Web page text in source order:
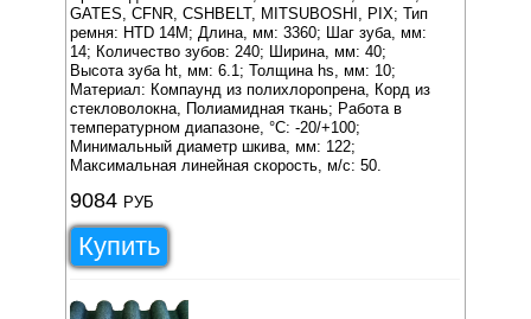
GATES, CFNR, CSHBELT, MITSUBOSHI, PIX; Тип
ремня: HTD 14M; Длина, мм: 3360; Шаг зуба, мм:
14; Количество зубов: 240; Ширина, мм: 40;
Высота зуба ht, мм: 6.1; Толщина hs, мм: 10;
Материал: Компаунд из полихлоропрена, Корд из
стекловолокна, Полиамидная ткань; Работа в
температурном диапазоне, °C: -20/+100;
Минимальный диаметр шкива, мм: 122;
Максимальная линейная скорость, м/с: 50.
9084 РУБ
Купить